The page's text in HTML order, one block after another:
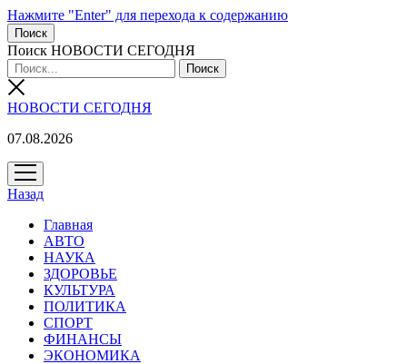
Нажмите "Enter" для перехода к содержанию
Поиск
Поиск НОВОСТИ СЕГОДНЯ
НОВОСТИ СЕГОДНЯ
07.08.2026
открыть
меню
Назад
Главная
АВТО
НАУКА
ЗДОРОВЬЕ
КУЛЬТУРА
ПОЛИТИКА
СПОРТ
ФИНАНСЫ
ЭКОНОМИКА